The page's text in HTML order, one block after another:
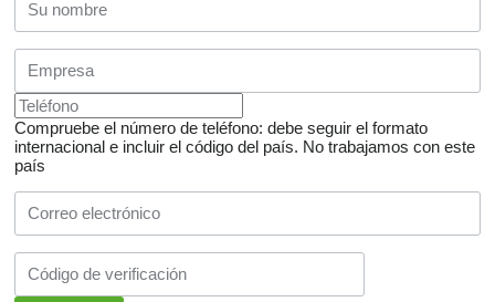
Compruebe el número de teléfono: debe seguir el formato
internacional e incluir el código del país. No trabajamos con este
país